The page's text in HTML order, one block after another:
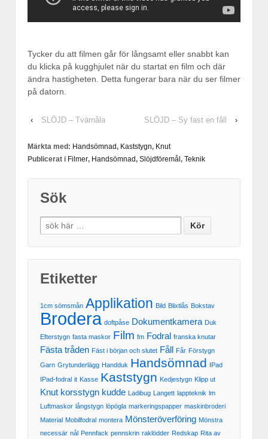
Tycker du att filmen går för långsamt eller snabbt kan
du klicka på kugghjulet när du startat en film och där
ändra hastigheten. Detta fungerar bara när du ser filmer
på datorn.
‹ SLÖJD – Tvärnåla SLÖJD – Sy fast en fåll ›
Märkta med: Handsömnad, Kaststygn, Knut
Publicerat i Filmer, Handsömnad, Slöjdföremål, Teknik
Sök
Etiketter
1cm sömsmån Applikation Bild Blixtlås Bokstav
Brodera doftpåse Dokumentkamera Duk
Efterstygn fasta maskor Film fm Fodral franska knutar
Fästa tråden Fäst i början och slutet Fåll Får Förstygn
Garn Grytunderlägg Handduk Handsömnad IPad
IPad-fodral it Kasse Kaststygn Kedjestygn Klipp ut
Knut korsstygn kudde Ladibug Langett lappteknik lm
Luftmaskor långstygn löpögla markeringspapper maskinbroderi
Material Mobilfodral montera Mönsteröverföring Mönstra
necessär nål Pennfack pennskrin raklödder Redskap Rita av